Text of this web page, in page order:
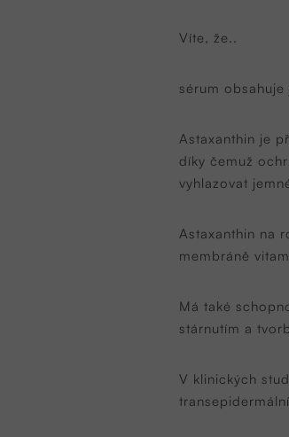
Víte, že..
sérum obsahuje
Astaxanthin je
díky čemuž
vyhlazovat
Astaxanthin na
membráně
Má také
stárnutím a
V klinických